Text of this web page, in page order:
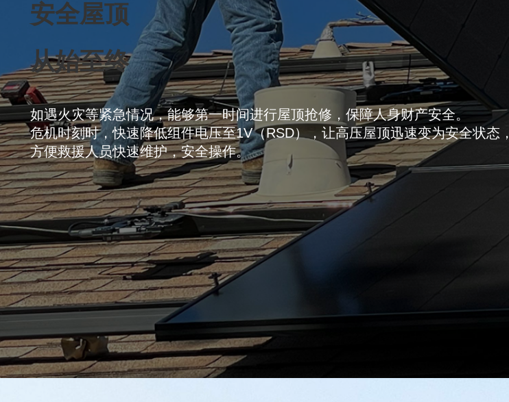
安全屋顶
从始至终
如遇火灾等紧急情况，能够第一时间进行屋顶抢修，保障人身财产安全。
危机时刻时，快速降低组件电压至1V（RSD），让高压屋顶迅速变为安全状态，
方便救援人员快速维护，安全操作。